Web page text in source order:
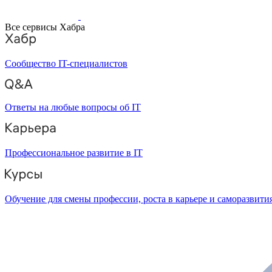
Все сервисы Хабра
Сообщество IT-специалистов
Ответы на любые вопросы об IT
Профессиональное развитие в IT
Обучение для смены профессии, роста в карьере и